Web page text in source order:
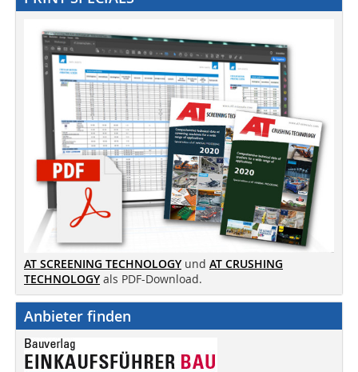
AT SCREENING TECHNOLOGY und AT CRUSHING
TECHNOLOGY als PDF-Download.
Anbieter finden